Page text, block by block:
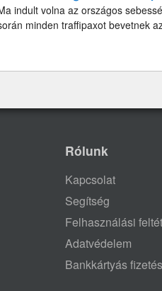
indult volna az országos
minden traffipaxot bevetnek
Rólunk
Kapcsolat
Segítség
Felhasználási
Adatvédelem
Bankkártyás fizetés